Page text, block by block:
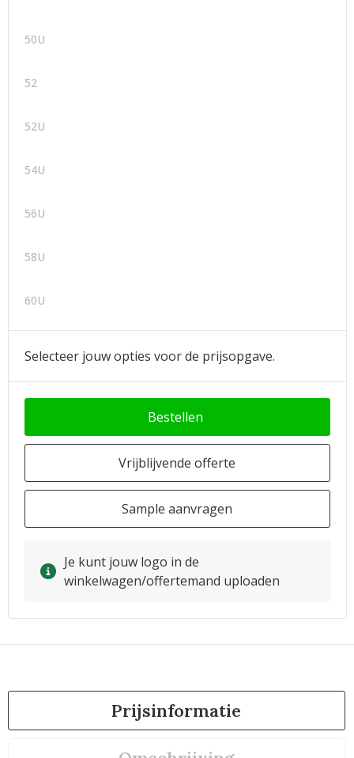
50U
52
52U
54U
56U
58U
60U
Selecteer jouw opties voor de prijsopgave.
Bestellen
Vrijblijvende offerte
Sample aanvragen
Je kunt jouw logo in de
winkelwagen/offertemand uploaden
Prijsinformatie